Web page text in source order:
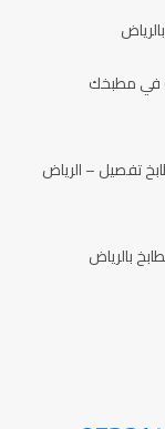
في مطبخك
تفصيل – الرياض
بالرياض